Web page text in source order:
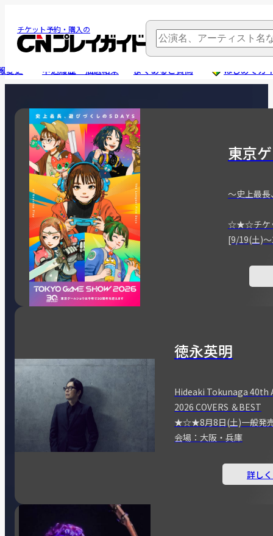
チケット予約・購入の
変更 申込履歴・抽選結果 よくあるご質問 はじめてガ
東京
～史上最長
☆★☆チケ
[9/19(土)
徳永英明
Hideaki Tokunaga 40th
2026 COVERS ＆BEST
★☆★8月8日(土)一般
会場：大阪・兵庫
詳し